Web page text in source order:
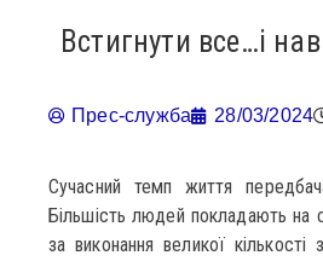
Встигнути все…і
Прес-служба 28/03/2024
Сучасний темп життя
Більшість людей покладають на
за виконання великої кількості